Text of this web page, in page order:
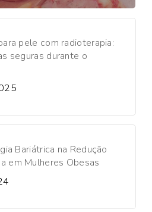
pele com radioterapia:
seguras durante o
Bariátrica na Redução
em Mulheres Obesas